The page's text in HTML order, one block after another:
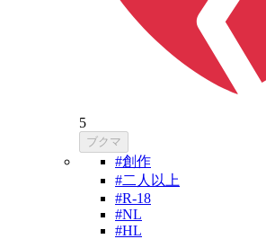
5
ブクマ
#創作
#二人以上
#R-18
#NL
#HL